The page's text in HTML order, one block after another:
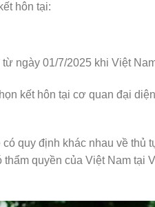
hôn tại:
ngày 01/7/2025 khi Việt
kết hôn tại cơ quan đại
quy định khác nhau về thủ
quyền của Việt Nam